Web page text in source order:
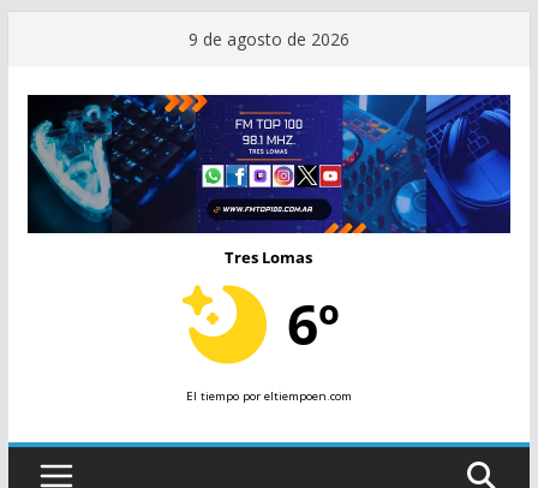
contenido
9 de agosto de 2026
Tres Lomas
6º
El tiempopor eltiempoen.com